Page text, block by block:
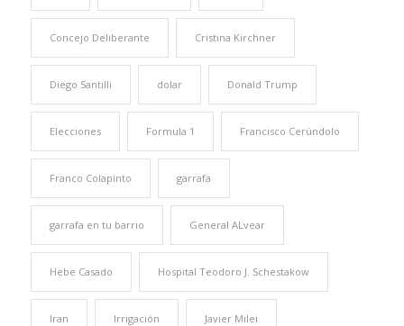
Concejo Deliberante Cristina Kirchner
Diego Santilli dolar Donald Trump
Elecciones Formula 1 Francisco Cerúndolo
Franco Colapinto garrafa
garrafa en tu barrio General ALvear
Hebe Casado Hospital Teodoro J. Schestakow
Iran Irrigación Javier Milei